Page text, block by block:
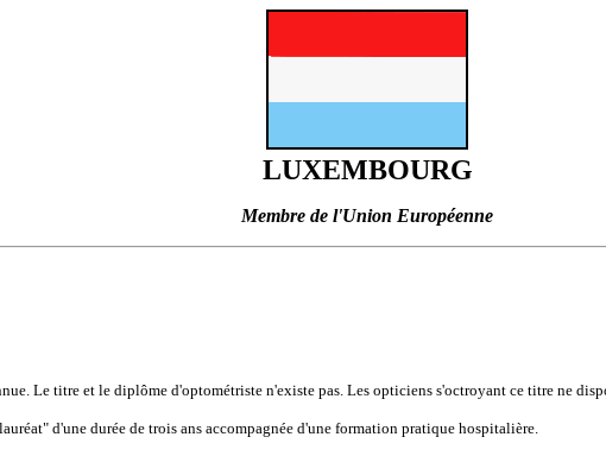
LUXEMBOURG
Membre de l'Union Européenne
Le titre et le diplôme d'optométriste n'existe pas. Les opticiens s'octroyant ce titre ne
d'une durée de trois ans accompagnée d'une formation pratique hospitalière.